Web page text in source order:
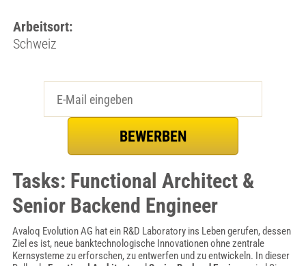
Arbeitsort:
Schweiz
Tasks: Functional Architect &
Senior Backend Engineer
Avaloq Evolution AG hat ein R&D Laboratory ins Leben gerufen, dessen
Ziel es ist, neue banktechnologische Innovationen ohne zentrale
Kernsysteme zu erforschen, zu entwerfen und zu entwickeln. In dieser